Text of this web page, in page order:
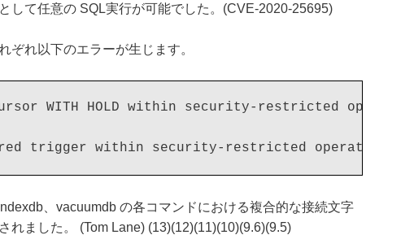
して任意の SQL実行が可能でした。(CVE-2020-25695)
ぞれ以下のエラーが生じます。
WITH HOLD within security-restricted operation
、vacuumdb の各コマンドにおける複合的な接続文字
れました。 (Tom Lane) (13)(12)(11)(10)(9.6)(9.5)